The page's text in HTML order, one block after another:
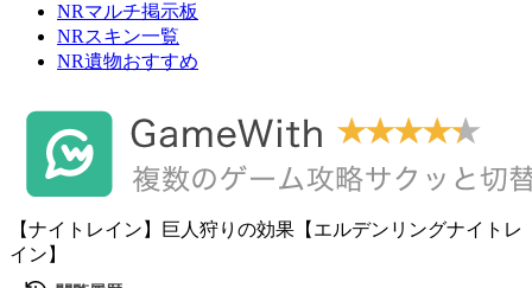
NRマルチ掲示板
NRスキン一覧
NR遺物おすすめ
【ナイトレイン】巨人狩りの効果【エルデンリングナイトレ
イン】